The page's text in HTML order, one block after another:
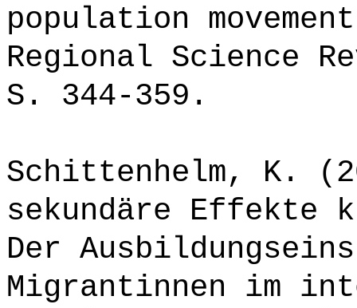
population
Regional Science
S. 344-359.
Schittenhelm, K.
sekundäre
Der
Migrantinnen im